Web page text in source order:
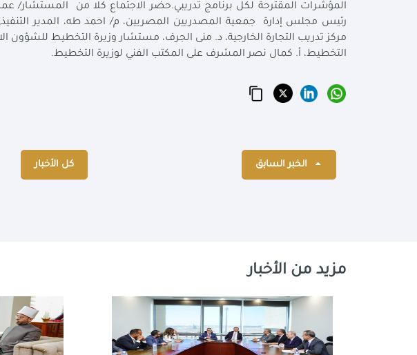
المؤشرات المقترحة لكل برنامج تدريبي.حضر الاجتماع كلا من المستشار/
رئيس مجلس إدارة جمعية المصدريين المصريين، م/ احمد طه، المدير
مركز تدريب التجارة الخارجية، د. منى الجرف، مستشار وزيرة التخطيط للشؤون
التخطيط، أ. كمال نصر المشرف على المكتب الفني لوزيرة التخطيط.
الخبر السابق كل الأخبار
مزيد من الأخبار